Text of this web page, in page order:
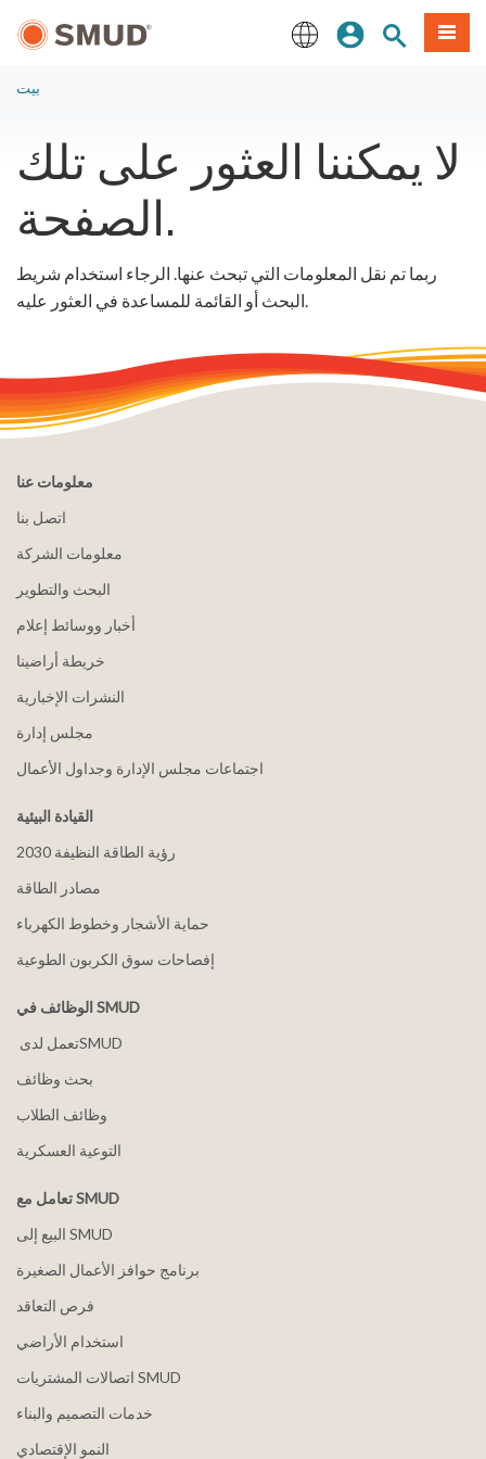
إلى
تسجيل الدخول
بحث الموقع
طعام
بيت
لا يمكننا العثور على تلك
الصفحة.
ربما تم نقل المعلومات التي تبحث عنها. الرجاء استخدام شريط
البحث أو القائمة للمساعدة في العثور عليه.
معلومات عنا
اتصل بنا
معلومات الشركة
البحث والتطوير
أخبار ووسائط إعلام
خريطة أراضينا
النشرات الإخبارية
مجلس إدارة
اجتماعات مجلس الإدارة وجداول الأعمال
القيادة البيئية
2030 رؤية الطاقة النظيفة
مصادر الطاقة
حماية الأشجار وخطوط الكهرباء
إفصاحات سوق الكربون الطوعية
الوظائف في SMUD
بحث وظائف
وظائف الطلاب
التوعية العسكرية
تعامل مع SMUD
البيع إلى SMUD
برنامج حوافز الأعمال الصغيرة
فرص التعاقد
استخدام الأراضي
اتصالات المشتريات SMUD
خدمات التصميم والبناء
النمو الإقتصادي